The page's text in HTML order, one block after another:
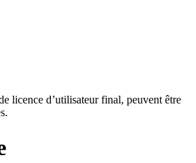
licence d’utilisateur final, peuvent être